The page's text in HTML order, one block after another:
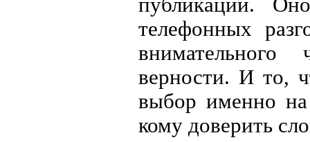
публикаций.
телефонных
верности. И то,
выбор именно
кому доверить